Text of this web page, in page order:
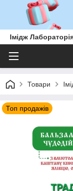
Імідж
Товари
Топ продажів